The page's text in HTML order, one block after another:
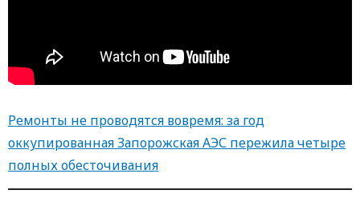
Ремонты не проводятся вовремя: за год
оккупированная Запорожская АЭС пережила четыре
полных обесточивания